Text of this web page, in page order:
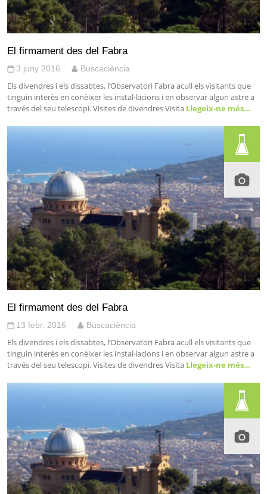
El firmament des del Fabra
3 juny 2016 Buscaciència
Els divendres i els dissabtes, l’Observatori Fabra acull els visitants que
tinguin interès en conèixer les instal·lacions i en observar algun astre a
través del seu telescopi. Visites de divendres Visita Llegeix-ne més…
El firmament des del Fabra
13 febr. 2016 Buscaciència
Els divendres i els dissabtes, l’Observatori Fabra acull els visitants que
tinguin interès en conèixer les instal·lacions i en observar algun astre a
través del seu telescopi. Visites de divendres Visita Llegeix-ne més…